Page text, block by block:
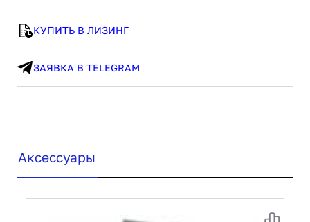
КУПИТЬ В ЛИЗИНГ
ЗАЯВКА В TELEGRAM
Аксессуары